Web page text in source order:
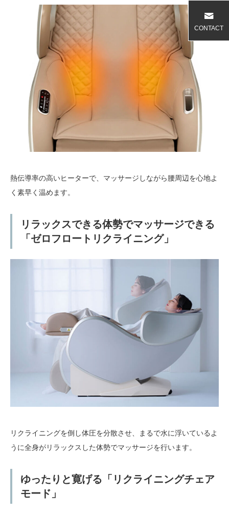
熱伝導率の高いヒーターで、マッサージしながら腰周辺を心地よ
く素早く温めます。
リラックスできる体勢でマッサージできる
「ゼロフロートリクライニング」
リクライニングを倒し体圧を分散させ、まるで水に浮いているよ
うに全身がリラックスした体勢でマッサージを行います。
ゆったりと寛げる「リクライニングチェア
モード」
CONTACT